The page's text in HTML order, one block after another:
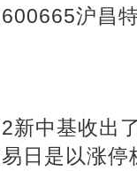
沪昌
新中基收出
日是以涨